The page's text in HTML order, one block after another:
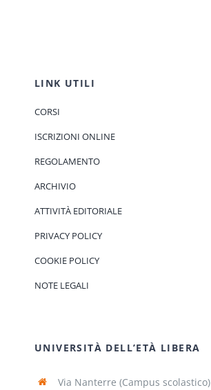
LINK UTILI
CORSI
ISCRIZIONI ONLINE
REGOLAMENTO
ARCHIVIO
ATTIVITÀ EDITORIALE
PRIVACY POLICY
COOKIE POLICY
NOTE LEGALI
UNIVERSITÀ DELL’ETÀ LIBERA
Via Nanterre (Campus scolastico)